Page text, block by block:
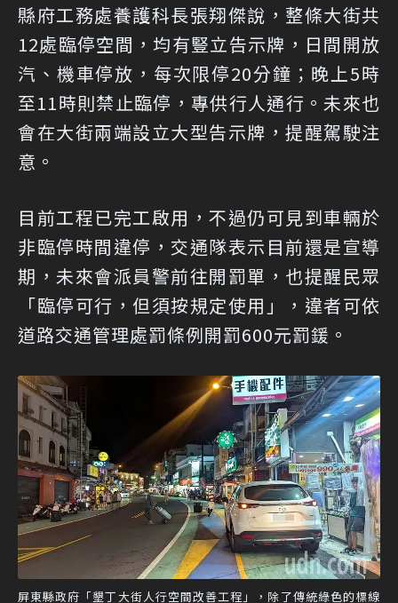
縣府工務處養護科長張翔傑說，整條大街共
12處臨停空間，均有豎立告示牌，日間開放
汽、機車停放，每次限停20分鐘；晚上5時
至11時則禁止臨停，專供行人通行。未來也
會在大街兩端設立大型告示牌，提醒駕駛注
意。
目前工程已完工啟用，不過仍可見到車輛於
非臨停時間違停，交通隊表示目前還是宣導
期，未來會派員警前往開罰單，也提醒民眾
「臨停可行，但須按規定使用」，違者可依
道路交通管理處罰條例開罰600元罰鍰。
屏東縣政府「墾丁大街人行空間改善工程」，除了傳統綠色的標線